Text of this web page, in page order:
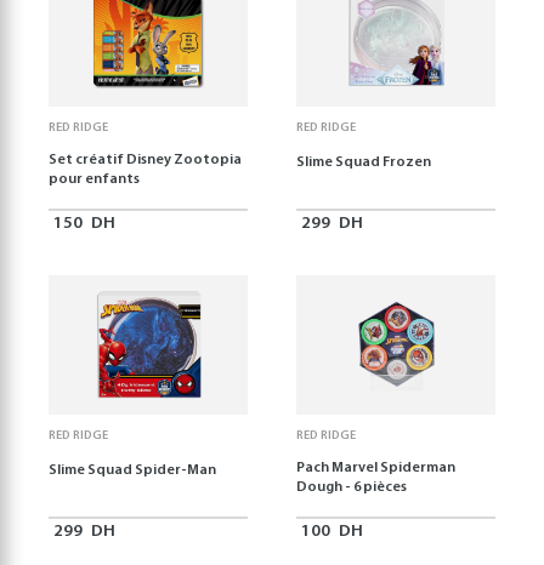
RED RIDGE
Set créatif Disney Zootopia
pour enfants
150 DH
RED RIDGE
Slime Squad Frozen
299 DH
RED RIDGE
Slime Squad Spider-Man
299 DH
RED RIDGE
Pach Marvel Spiderman
Dough - 6 pièces
100 DH